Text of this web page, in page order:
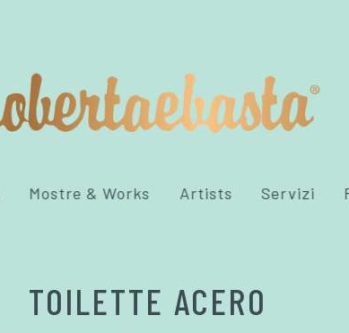
Mostre & Works Artists Servizi
TOILETTE ACERO